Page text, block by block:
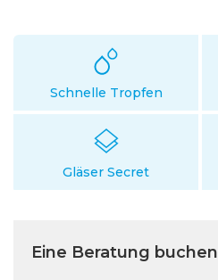
Schnelle Tropfen
Gläser Secret
Eine Beratung buchen